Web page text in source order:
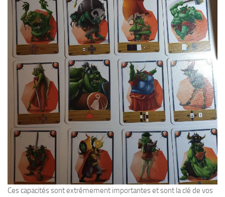
Ces capacités sont extrêmement importantes et sont la clé de vos